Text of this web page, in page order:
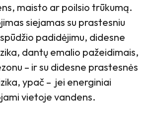
maisto ar poilsio trūkumą.
siejamas su prastesniu
padidėjimu, didesne
dantų emalio pažeidimais,
– ir su didesne prastesnės
ypač – jei energiniai
vietoje vandens.